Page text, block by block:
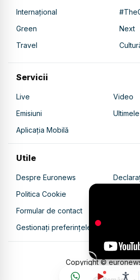
Internațional
Green
Next
Travel
Servicii
Live
Video
Emisiuni
Aplicația Mobilă
Utile
Despre Euronews
Politica Cookie
Formular de contact
Gestionați preferințele
Copyright ©